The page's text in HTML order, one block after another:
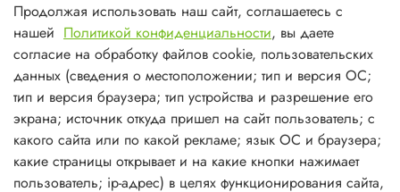
О магазине
Самара (ТЦ МегаМебель)
8(927)7360008
Самара (ст.м. Победа)
Продолжая использовать наш сайт, соглашаетесь с
нашей Политикой конфиденциальности, вы даете
согласие на обработку файлов cookie, пользовательских
данных (сведения о местоположении; тип и версия ОС;
тип и версия браузера; тип устройства и разрешение его
экрана; источник откуда пришел на сайт пользователь; с
какого сайта или по какой рекламе; язык ОС и браузера;
какие страницы открывает и на какие кнопки нажимает
пользователь; ip-адрес) в целях функционирования сайта,